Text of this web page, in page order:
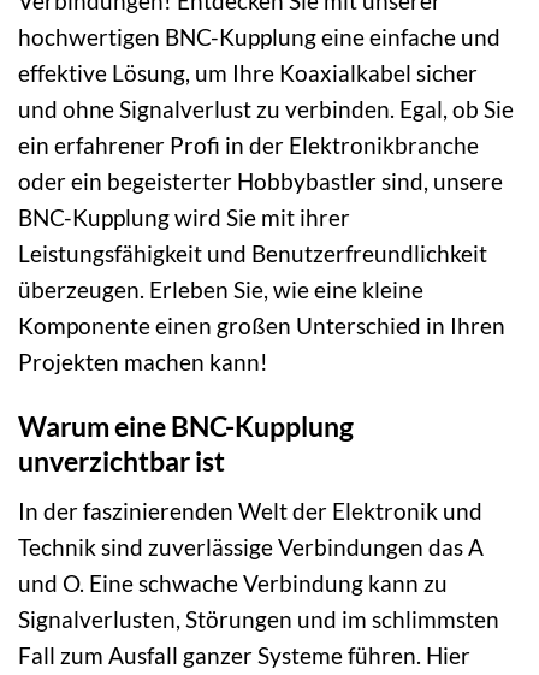
hochwertigen BNC-Kupplung eine einfache und
effektive Lösung, um Ihre Koaxialkabel sicher
und ohne Signalverlust zu verbinden. Egal, ob Sie
ein erfahrener Profi in der Elektronikbranche
oder ein begeisterter Hobbybastler sind, unsere
BNC-Kupplung wird Sie mit ihrer
Leistungsfähigkeit und Benutzerfreundlichkeit
überzeugen. Erleben Sie, wie eine kleine
Komponente einen großen Unterschied in Ihren
Projekten machen kann!
Warum eine BNC-Kupplung
unverzichtbar ist
In der faszinierenden Welt der Elektronik und
Technik sind zuverlässige Verbindungen das A
und O. Eine schwache Verbindung kann zu
Signalverlusten, Störungen und im schlimmsten
Fall zum Ausfall ganzer Systeme führen. Hier